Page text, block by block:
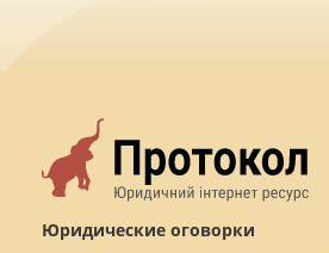
Юридические оговорки